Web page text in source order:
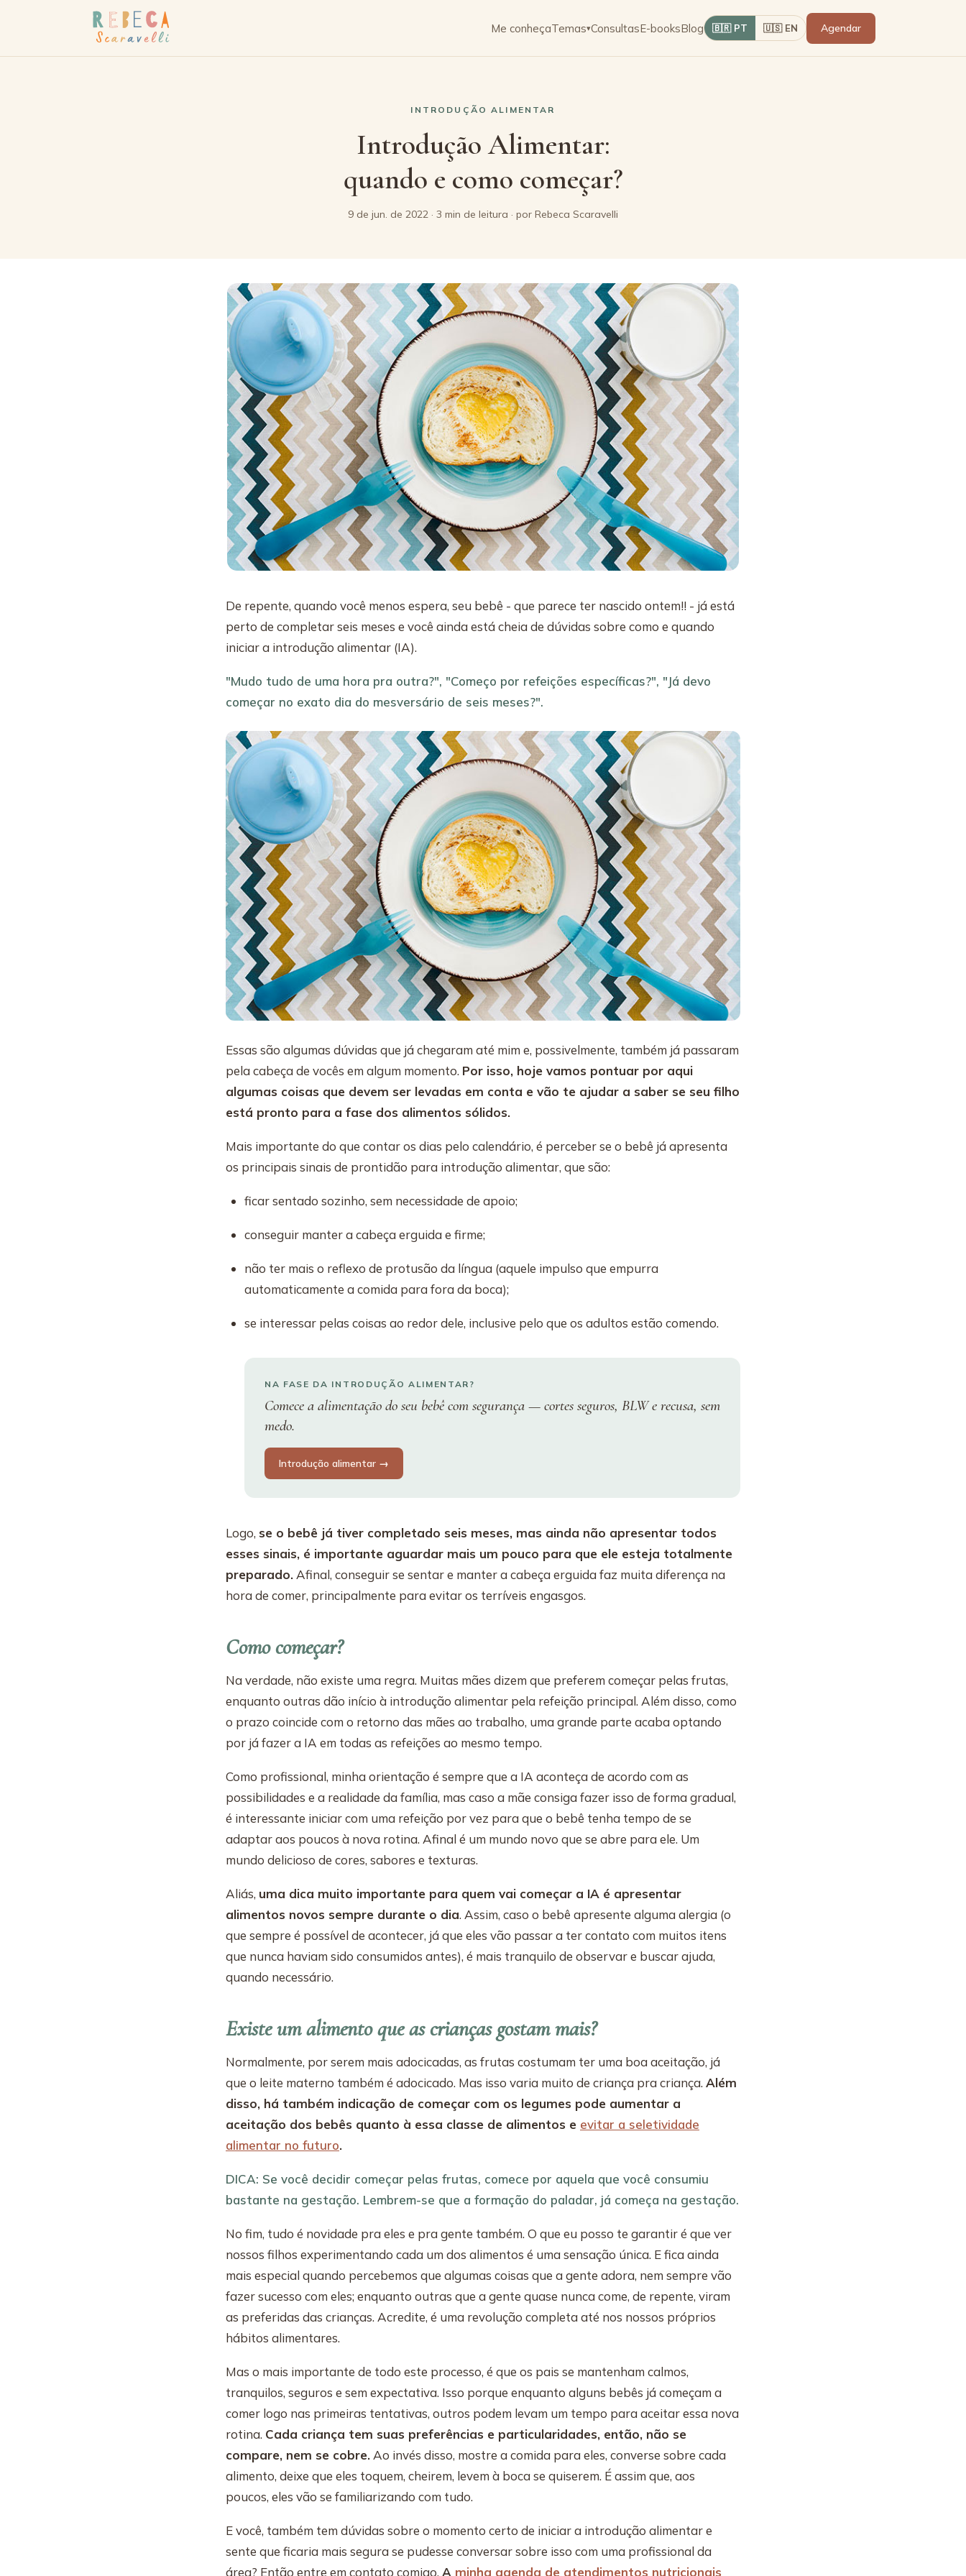
Me conheçaTemas▾ConsultasE-booksBlog 🇧🇷 PT 🇺🇸 EN Agendar
INTRODUÇÃO ALIMENTAR
Introdução Alimentar:
quando e como começar?
9 de jun. de 2022 · 3 min de leitura · por Rebeca Scaravelli
De repente, quando você menos espera, seu bebê - que parece ter nascido ontem!! - já está
perto de completar seis meses e você ainda está cheia de dúvidas sobre como e quando
iniciar a introdução alimentar (IA).
"Mudo tudo de uma hora pra outra?", "Começo por refeições específicas?", "Já devo
começar no exato dia do mesversário de seis meses?".
Essas são algumas dúvidas que já chegaram até mim e, possivelmente, também já passaram
pela cabeça de vocês em algum momento. Por isso, hoje vamos pontuar por aqui
algumas coisas que devem ser levadas em conta e vão te ajudar a saber se seu filho
está pronto para a fase dos alimentos sólidos.
Mais importante do que contar os dias pelo calendário, é perceber se o bebê já apresenta
os principais sinais de prontidão para introdução alimentar, que são:
ficar sentado sozinho, sem necessidade de apoio;
conseguir manter a cabeça erguida e firme;
não ter mais o reflexo de protusão da língua (aquele impulso que empurra
automaticamente a comida para fora da boca);
se interessar pelas coisas ao redor dele, inclusive pelo que os adultos estão comendo.
NA FASE DA INTRODUÇÃO ALIMENTAR?
Comece a alimentação do seu bebê com segurança — cortes seguros, BLW e recusa, sem
medo.
Introdução alimentar →
Logo, se o bebê já tiver completado seis meses, mas ainda não apresentar todos
esses sinais, é importante aguardar mais um pouco para que ele esteja totalmente
preparado. Afinal, conseguir se sentar e manter a cabeça erguida faz muita diferença na
hora de comer, principalmente para evitar os terríveis engasgos.
Como começar?
Na verdade, não existe uma regra. Muitas mães dizem que preferem começar pelas frutas,
enquanto outras dão início à introdução alimentar pela refeição principal. Além disso, como
o prazo coincide com o retorno das mães ao trabalho, uma grande parte acaba optando
por já fazer a IA em todas as refeições ao mesmo tempo.
Como profissional, minha orientação é sempre que a IA aconteça de acordo com as
possibilidades e a realidade da família, mas caso a mãe consiga fazer isso de forma gradual,
é interessante iniciar com uma refeição por vez para que o bebê tenha tempo de se
adaptar aos poucos à nova rotina. Afinal é um mundo novo que se abre para ele. Um
mundo delicioso de cores, sabores e texturas.
Aliás, uma dica muito importante para quem vai começar a IA é apresentar
alimentos novos sempre durante o dia. Assim, caso o bebê apresente alguma alergia (o
que sempre é possível de acontecer, já que eles vão passar a ter contato com muitos itens
que nunca haviam sido consumidos antes), é mais tranquilo de observar e buscar ajuda,
quando necessário.
Existe um alimento que as crianças gostam mais?
Normalmente, por serem mais adocicadas, as frutas costumam ter uma boa aceitação, já
que o leite materno também é adocicado. Mas isso varia muito de criança pra criança. Além
disso, há também indicação de começar com os legumes pode aumentar a
aceitação dos bebês quanto à essa classe de alimentos e evitar a seletividade
alimentar no futuro.
DICA: Se você decidir começar pelas frutas, comece por aquela que você consumiu
bastante na gestação. Lembrem-se que a formação do paladar, já começa na gestação.
No fim, tudo é novidade pra eles e pra gente também. O que eu posso te garantir é que ver
nossos filhos experimentando cada um dos alimentos é uma sensação única. E fica ainda
mais especial quando percebemos que algumas coisas que a gente adora, nem sempre vão
fazer sucesso com eles; enquanto outras que a gente quase nunca come, de repente, viram
as preferidas das crianças. Acredite, é uma revolução completa até nos nossos próprios
hábitos alimentares.
Mas o mais importante de todo este processo, é que os pais se mantenham calmos,
tranquilos, seguros e sem expectativa. Isso porque enquanto alguns bebês já começam a
comer logo nas primeiras tentativas, outros podem levam um tempo para aceitar essa nova
rotina. Cada criança tem suas preferências e particularidades, então, não se
compare, nem se cobre. Ao invés disso, mostre a comida para eles, converse sobre cada
alimento, deixe que eles toquem, cheirem, levem à boca se quiserem. É assim que, aos
poucos, eles vão se familiarizando com tudo.
E você, também tem dúvidas sobre o momento certo de iniciar a introdução alimentar e
sente que ficaria mais segura se pudesse conversar sobre isso com uma profissional da
área? Então entre em contato comigo. A minha agenda de atendimentos nutricionais